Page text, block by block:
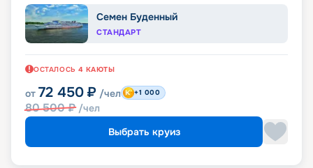
Семен Буденный
СТАНДАРТ
ОСТАЛОСЬ 4 КАЮТЫ
от 72 450 ₽ /чел
80 500₽ /чел
+1 000
Выбрать круиз